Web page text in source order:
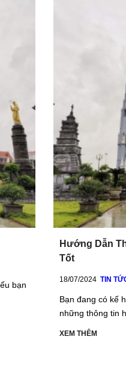
bạn
Hướng Dẫn
Tốt
18/07/2024 TIN
Bạn đang có kế
những thông tin
XEM THÊM